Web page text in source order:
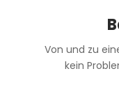
Von und zu
kein